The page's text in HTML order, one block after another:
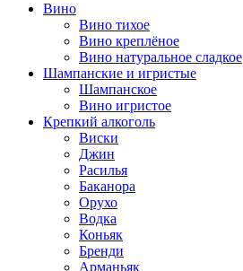
Вино
Вино тихое
Вино креплёное
Вино натуральное сладкое
Шампанские и игристые
Шампанское
Вино игристое
Крепкий алкоголь
Виски
Джин
Расилья
Баканора
Орухо
Водка
Коньяк
Бренди
Арманьяк